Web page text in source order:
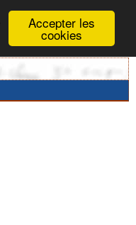
Accepter les
cookies